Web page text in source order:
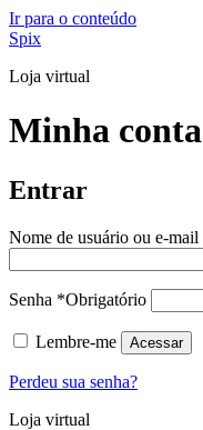
Ir para o conteúdo
Spix
Loja virtual
Minha conta
Entrar
Nome de usuário ou e-mail
Senha *Obrigatório
Lembre-me Acessar
Perdeu sua senha?
Loja virtual